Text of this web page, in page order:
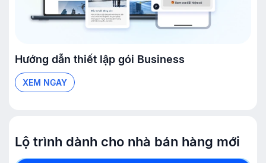
Hướng dẫn thiết lập gói Business
XEM NGAY
Lộ trình dành cho nhà bán hàng mới